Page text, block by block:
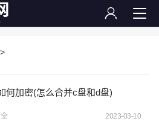
>
何加密(怎么合并c盘和d盘)
2023-03-10